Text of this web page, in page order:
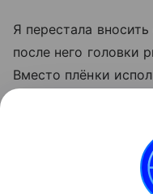
Я перестала
после него головки
Вместо плёнки
лакмусовой
чеснок болеет даже